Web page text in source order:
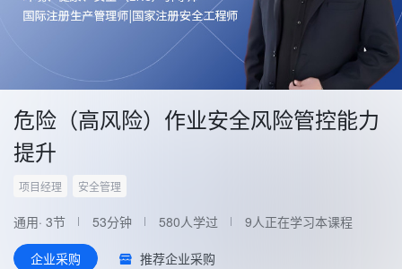
危险（高风险）作业安全风险管控能力
提升
项目经理 安全管理
通用· 3节 53分钟 580人学过 9人正在学习本课程
企业采购 推荐企业采购